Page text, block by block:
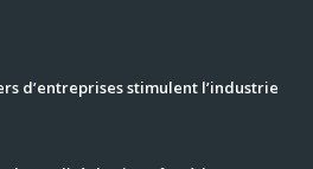
d’entreprises stimulent l’industrie